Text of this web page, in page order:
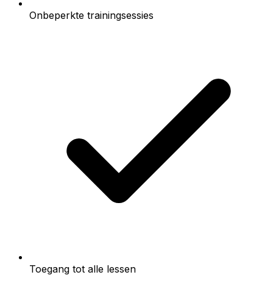
Onbeperkte trainingsessies
Toegang tot alle lessen